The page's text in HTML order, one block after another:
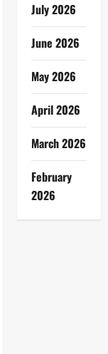
July 2026
June 2026
May 2026
April 2026
March 2026
February
2026